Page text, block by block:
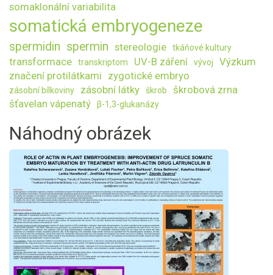
somaklonální variabilita
somatická embryogeneze
spermidin spermin stereologie tkáňové kultury
transformace transkriptom UV-B záření vývoj
Výzkum
značení protilátkami zygotické embryo
zásobní bílkoviny zásobní látky škrob
škrobová zrna
šťavelan vápenatý
β-1,3-glukanázy
Náhodný obrázek